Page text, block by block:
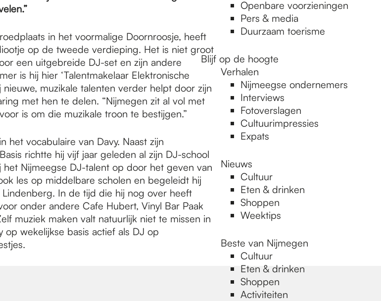
Openbare voorzieningen
Pers & media
Duurzaam toerisme
Blijf op de hoogte
Verhalen
Nijmeegse ondernemers
Interviews
Fotoverslagen
Cultuurimpressies
Expats
Nieuws
Cultuur
Eten & drinken
Shoppen
Weektips
Beste van Nijmegen
Cultuur
Eten & drinken
Shoppen
Activiteiten
in het voormalige Doornroosje, heeft
op de tweede verdieping. Het is niet groot
een uitgebreide DJ-set en zijn andere
is hij hier ‘Talentmakelaar Elektronische
nieuwe, muzikale talenten verder helpt door zijn
met hen te delen. “Nijmegen zit al vol met
is om die muzikale troon te bestijgen.”
het vocabulaire van Davy. Naast zijn
richtte hij vijf jaar geleden al zijn DJ-school
het Nijmeegse DJ-talent op door het geven van
les op middelbare scholen en begeleidt hij
In de tijd die hij nog over heeft
onder andere Cafe Hubert, Vinyl Bar Paak
muziek maken valt natuurlijk niet te missen in
op wekelijkse basis actief als DJ op